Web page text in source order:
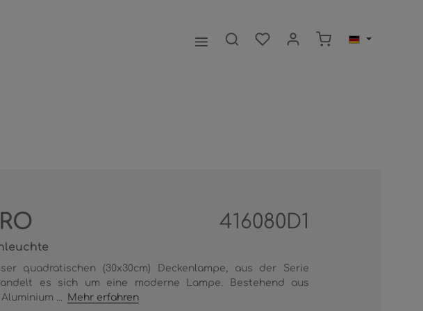
416080D1
quadratischen (30x30cm) Deckenlampe, aus der Serie
es sich um eine moderne Lampe. Bestehend aus
...
Mehr erfahren